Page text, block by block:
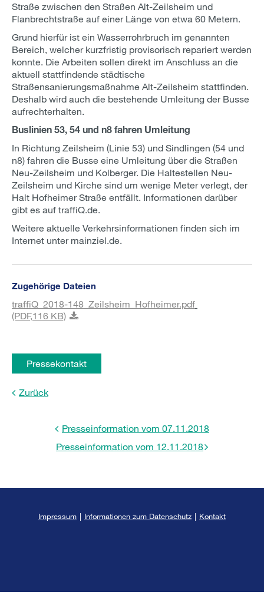
Straße zwischen den Straßen Alt-Zeilsheim und
Flanbrechtstraße auf einer Länge von etwa 60 Metern.
Grund hierfür ist ein Wasserrohrbruch im genannten
Bereich, welcher kurzfristig provisorisch repariert werden
konnte. Die Arbeiten sollen direkt im Anschluss an die
aktuell stattfindende städtische
Straßensanierungsmaßnahme Alt-Zeilsheim stattfinden.
Deshalb wird auch die bestehende Umleitung der Busse
aufrechterhalten.
Buslinien 53, 54 und n8 fahren Umleitung
In Richtung Zeilsheim (Linie 53) und Sindlingen (54 und
n8) fahren die Busse eine Umleitung über die Straßen
Neu-Zeilsheim und Kolberger. Die Haltestellen Neu-
Zeilsheim und Kirche sind um wenige Meter verlegt, der
Halt Hofheimer Straße entfällt. Informationen darüber
gibt es auf traffiQ.de.
Weitere aktuelle Verkehrsinformationen finden sich im
Internet unter mainziel.de.
Zugehörige Dateien
traffiQ_2018-148_Zeilsheim_Hofheimer.pdf
(PDF,116 KB)
Pressekontakt
Zurück
Presseinformation vom 07.11.2018
Presseinformation vom 12.11.2018
Impressum | Informationen zum Datenschutz | Kontakt